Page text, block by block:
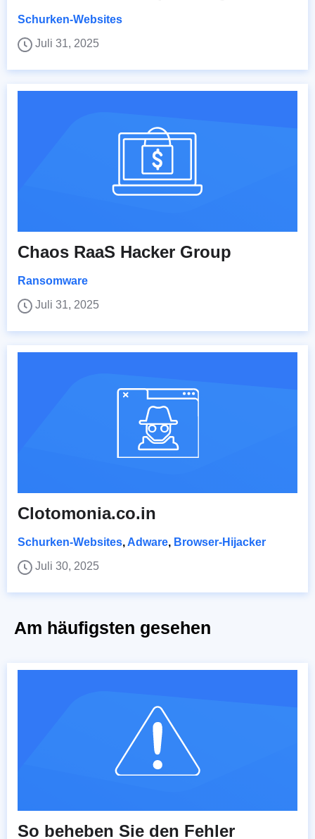
Schurken-Websites
Juli 31, 2025
Chaos RaaS Hacker Group
Ransomware
Juli 31, 2025
Clotomonia.co.in
Schurken-Websites, Adware, Browser-Hijacker
Juli 30, 2025
Am häufigsten gesehen
So beheben Sie den Fehler